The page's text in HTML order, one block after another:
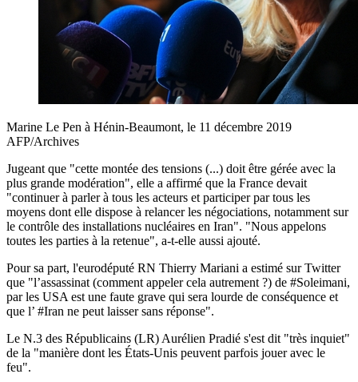
Marine Le Pen à Hénin-Beaumont, le 11 décembre 2019
AFP/Archives
Jugeant que "cette montée des tensions (...) doit être gérée avec la
plus grande modération", elle a affirmé que la France devait
"continuer à parler à tous les acteurs et participer par tous les
moyens dont elle dispose à relancer les négociations, notamment sur
le contrôle des installations nucléaires en Iran". "Nous appelons
toutes les parties à la retenue", a-t-elle aussi ajouté.
Pour sa part, l'eurodéputé RN Thierry Mariani a estimé sur Twitter
que "l’assassinat (comment appeler cela autrement ?) de #Soleimani,
par les USA est une faute grave qui sera lourde de conséquence et
que l’ #Iran ne peut laisser sans réponse".
Le N.3 des Républicains (LR) Aurélien Pradié s'est dit "très inquiet"
de la "manière dont les États-Unis peuvent parfois jouer avec le
feu".